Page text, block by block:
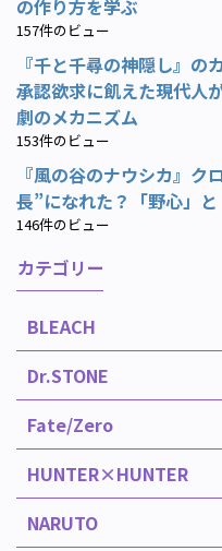
の作り方を学ぶ
157件のビュー
『千と千尋の神隠し』の
承認欲求に飢えた現代人
劇のメカニズム
153件のビュー
『風の谷のナウシカ』ク
長”になれた？「野心」
146件のビュー
カテゴリー
BLEACH
Dr.STONE
Fate/Zero
HUNTER×HUNTER
NARUTO